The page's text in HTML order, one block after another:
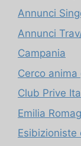
Annunci
Annunci
Campania
Cerco anima
Club Prive
Emilia
Esibizioniste